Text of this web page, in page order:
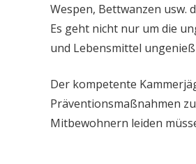
Wespen, Bettwanzen usw.
Es geht nicht nur um die
und Lebensmittel
Der kompetente
Präventionsmaßnahmen
Mitbewohnern leiden